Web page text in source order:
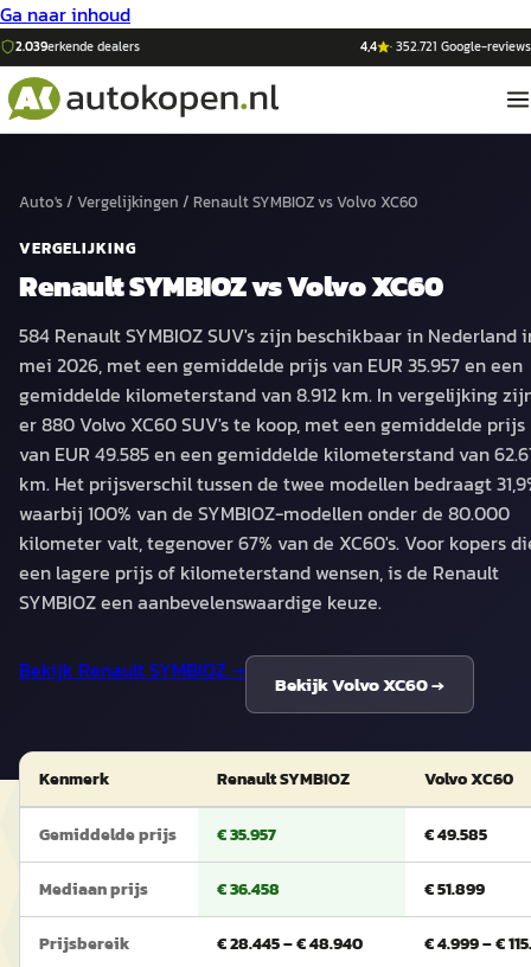
Ga naar inhoud
2.039erkende dealers 4,4 ·352.721 Google-reviews
Auto's/ Vergelijkingen / Renault SYMBIOZvsVolvo XC60
VERGELIJKING
Renault SYMBIOZvsVolvo XC60
584 Renault SYMBIOZ SUV's zijn beschikbaar in Nederland
mei 2026, met een gemiddelde prijs van EUR 35.957 en een
gemiddelde kilometerstand van 8.912 km. In vergelijking
er 880 Volvo XC60 SUV's te koop, met een gemiddelde prijs
van EUR 49.585 en een gemiddelde kilometerstand van
km. Het prijsverschil tussen de twee modellen bedraagt
waarbij 100% van de SYMBIOZ-modellen onder de 80.000
kilometer valt, tegenover 67% van de XC60's. Voor kopers
een lagere prijs of kilometerstand wensen, is de Renault
SYMBIOZ een aanbevelenswaardige keuze.
Bekijk Renault SYMBIOZ→
BekijkVolvo XC60→
Kenmerk Renault SYMBIOZ Volvo XC60
Gemiddelde prijs € 35.957 € 49.585
Mediaan prijs € 36.458 € 51.899
Prijsbereik € 28.445 – € 48.940 € 4.999 – €